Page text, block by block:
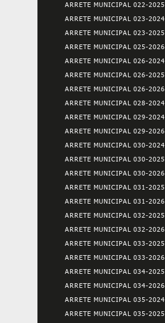
ARRETE MUNICIPAL 022-2025
ARRETE MUNICIPAL 023-2024
ARRETE MUNICIPAL 023-2025
ARRETE MUNICIPAL 025-2026
ARRETE MUNICIPAL 026-2024
ARRETE MUNICIPAL 026-2025
ARRETE MUNICIPAL 026-2026
ARRETE MUNICIPAL 028-2024
ARRETE MUNICIPAL 029-2024
ARRETE MUNICIPAL 029-2026
ARRETE MUNICIPAL 030-2024
ARRETE MUNICIPAL 030-2025
ARRETE MUNICIPAL 030-2026
ARRETE MUNICIPAL 031-2025
ARRETE MUNICIPAL 031-2026
ARRETE MUNICIPAL 032-2025
ARRETE MUNICIPAL 032-2026
ARRETE MUNICIPAL 033-2025
ARRETE MUNICIPAL 033-2026
ARRETE MUNICIPAL 034-2025
ARRETE MUNICIPAL 034-2026
ARRETE MUNICIPAL 035-2024
ARRETE MUNICIPAL 035-2025